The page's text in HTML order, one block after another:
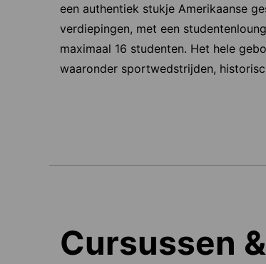
een authentiek stukje Amerikaanse
verdiepingen, met een
maximaal 16 studenten. Het hele
waaronder sportwedstrijden,
Cursussen